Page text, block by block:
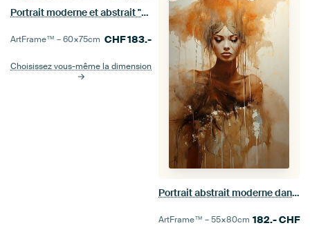
Portrait moderne et abstrait "Raw&quot ;
ArtFrame™ –60×75cm CHF183.-
Choisissez vous-même la dimension
Portrait abstrait moderne dans les tons de terre
ArtFrame™ –55×80cm 182.-CHF